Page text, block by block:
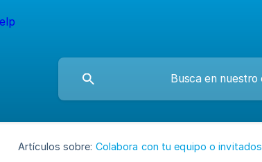
Artículos sobre: Colabora con tu equipo o invitados